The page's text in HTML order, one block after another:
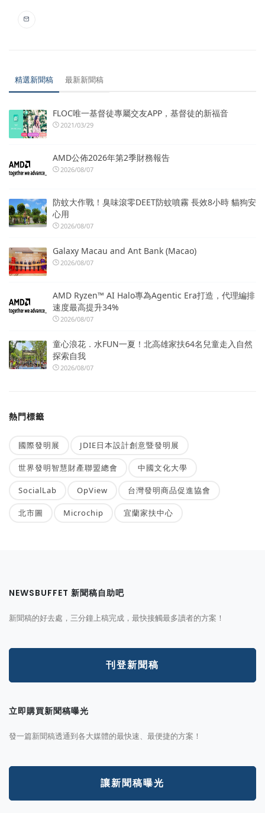
精選新聞稿 最新新聞稿
FLOC唯一基督徒專屬交友APP，基督徒的新福音
2021/03/29
AMD公佈2026年第2季財務報告
2026/08/07
防蚊大作戰！臭味滾零DEET防蚊噴霧 長效8小時 貓狗安
心用
2026/08/07
Galaxy Macau and Ant Bank (Macao)
2026/08/07
AMD Ryzen™ AI Halo專為Agentic Era打造，代理編排
速度最高提升34%
2026/08/07
童心浪花．水FUN一夏！北高雄家扶64名兒童走入自然
探索自我
2026/08/07
熱門標籤
國際發明展 JDIE日本設計創意暨發明展
世界發明智慧財產聯盟總會 中國文化大學
SocialLab OpView 台灣發明商品促進協會
北市圖 Microchip 宜蘭家扶中心
NEWSBUFFET 新聞稿自助吧
新聞稿的好去處，三分鐘上稿完成，最快接觸最多讀者的方案！
刊登新聞稿
立即購買新聞稿曝光
發一篇新聞稿透通到各大媒體的最快速、最便捷的方案！
讓新聞稿曝光